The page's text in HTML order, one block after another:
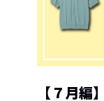
【７月編